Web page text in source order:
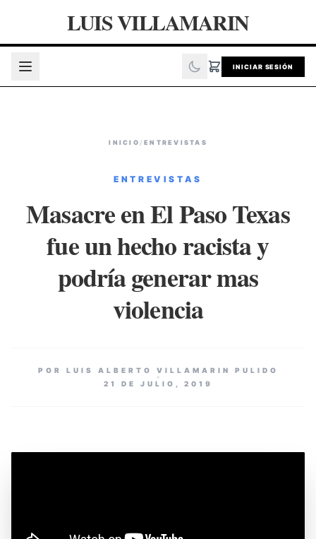
LUIS VILLAMARIN
INICIAR SESIÓN
INICIO / ENTREVISTAS
ENTREVISTAS
Masacre en El Paso Texas
fue un hecho racista y
podría generar mas
violencia
POR LUIS ALBERTO VILLAMARIN PULIDO
21 DE JULIO, 2019